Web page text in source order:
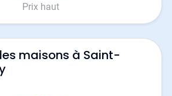
Prix haut
maisons à Saint-